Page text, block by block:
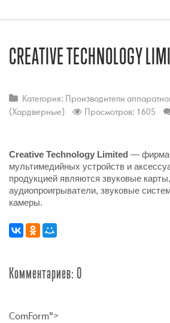
CREATIVE TECHNOLOGY
Категория: Производители
(Хардверные)
Просмотров: 1605
Creative Technology Limited — фирма-
мультимедийных устройств и
продукцией являются звуковые карты,
аудиопроигрыватели, звуковые
камеры.
Комментариев: 0
ComForm">